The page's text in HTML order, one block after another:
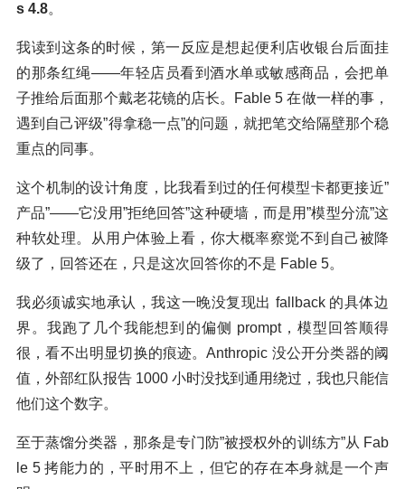
s 4.8。
我读到这条的时候，第一反应是想起便利店收银台后面挂
的那条红绳——年轻店员看到酒水单或敏感商品，会把单
子推给后面那个戴老花镜的店长。Fable 5 在做一样的事，
遇到自己评级”得拿稳一点”的问题，就把笔交给隔壁那个稳
重点的同事。
这个机制的设计角度，比我看到过的任何模型卡都更接近”
产品”——它没用”拒绝回答”这种硬墙，而是用”模型分流”这
种软处理。从用户体验上看，你大概率察觉不到自己被降
级了，回答还在，只是这次回答你的不是 Fable 5。
我必须诚实地承认，我这一晚没复现出 fallback 的具体边
界。我跑了几个我能想到的偏侧 prompt，模型回答顺得
很，看不出明显切换的痕迹。Anthropic 没公开分类器的阈
值，外部红队报告 1000 小时没找到通用绕过，我也只能信
他们这个数字。
至于蒸馏分类器，那条是专门防”被授权外的训练方”从 Fab
le 5 拷能力的，平时用不上，但它的存在本身就是一个声